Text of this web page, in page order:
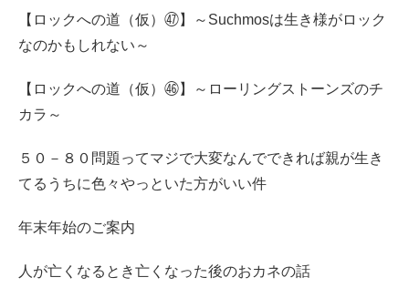
【ロックへの道（仮）㊼】～Suchmosは生き様がロック
なのかもしれない～
【ロックへの道（仮）㊻】～ローリングストーンズのチ
カラ～
５０－８０問題ってマジで大変なんでできれば親が生き
てるうちに色々やっといた方がいい件
年末年始のご案内
人が亡くなるとき亡くなった後のおカネの話